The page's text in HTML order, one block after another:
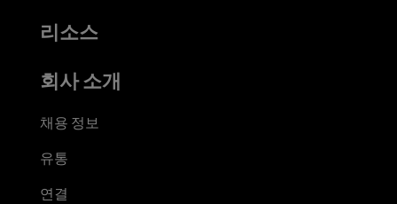
리소스
회사 소개
채용 정보
유통
연결